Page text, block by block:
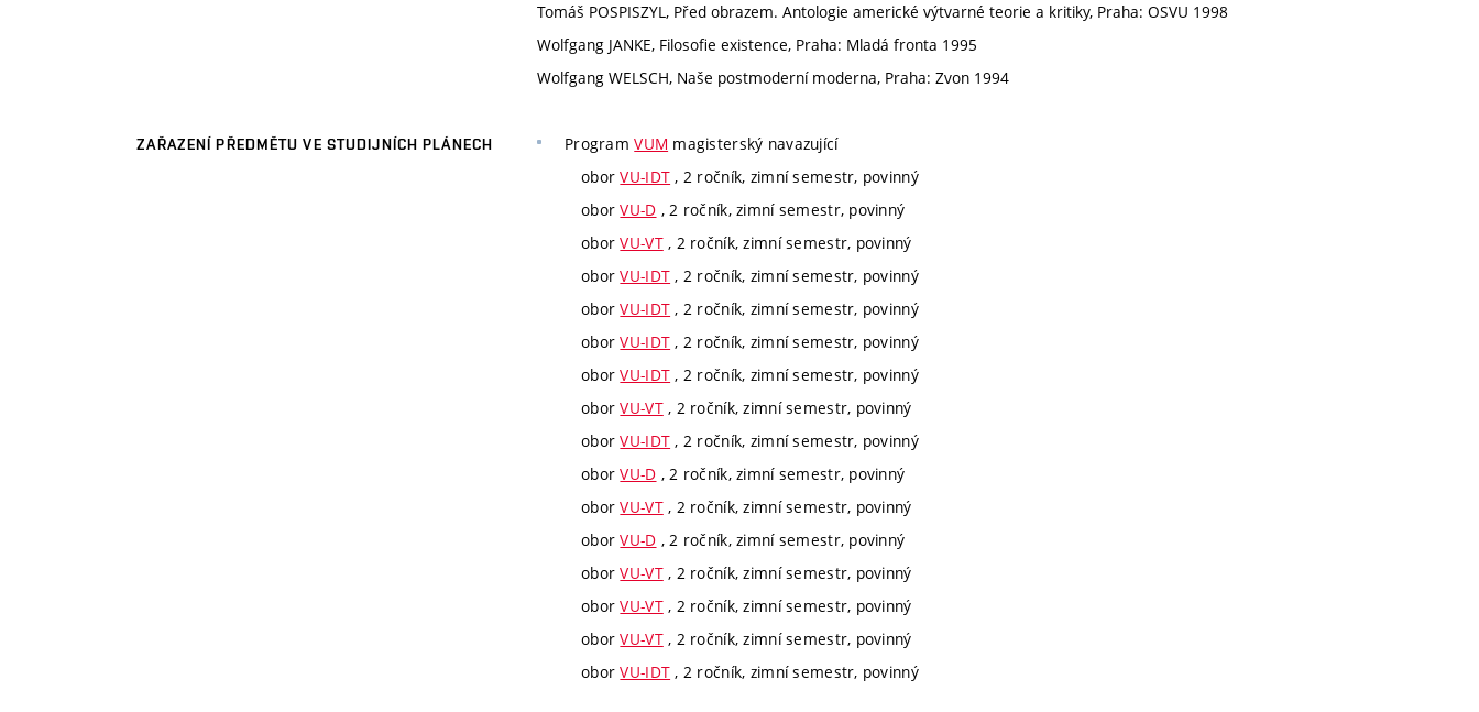
Tomáš POSPISZYL, Před obrazem. Antologie americké výtvarné teorie a kritiky, Praha: OSVU 1998
Wolfgang JANKE, Filosofie existence, Praha: Mladá fronta 1995
Wolfgang WELSCH, Naše postmoderní moderna, Praha: Zvon 1994
ZAŘAZENÍ PŘEDMĚTU VE STUDIJNÍCH PLÁNECH ProgramVUM magisterský navazující
oborVU-IDT , 2 ročník, zimní semestr, povinný
oborVU-D , 2 ročník, zimní semestr, povinný
oborVU-VT, 2 ročník, zimní semestr, povinný
oborVU-IDT , 2 ročník, zimní semestr, povinný
oborVU-IDT , 2 ročník, zimní semestr, povinný
oborVU-IDT , 2 ročník, zimní semestr, povinný
oborVU-IDT , 2 ročník, zimní semestr, povinný
oborVU-VT, 2 ročník, zimní semestr, povinný
oborVU-IDT , 2 ročník, zimní semestr, povinný
oborVU-D , 2 ročník, zimní semestr, povinný
oborVU-VT, 2 ročník, zimní semestr, povinný
oborVU-D , 2 ročník, zimní semestr, povinný
oborVU-VT, 2 ročník, zimní semestr, povinný
oborVU-VT, 2 ročník, zimní semestr, povinný
oborVU-VT, 2 ročník, zimní semestr, povinný
oborVU-IDT , 2 ročník, zimní semestr, povinný